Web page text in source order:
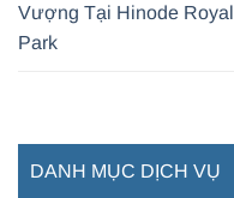
Vượng Tại Hinode Royal
Park
DANH MỤC DỊCH VỤ